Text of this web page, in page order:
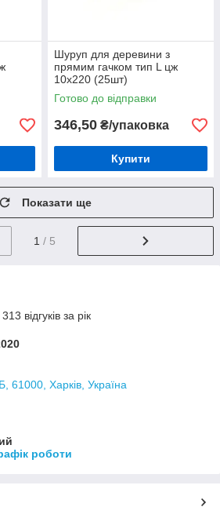
Шуруп для деревини з
прямим гачком тип L цж
10х220 (25шт)
Готово до відправки
346,50 ₴/упаковка
Купити
Показати ще
1 / 5
відгуків за рік
61000, Харків, Україна
роботи